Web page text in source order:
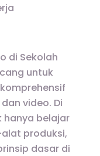
di Sekolah
untuk
video. Di
hanya belajar
produksi,
dasar di